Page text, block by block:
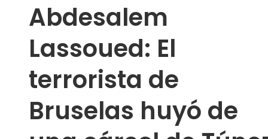
Abdesalem
Lassoued: El
terrorista de
Bruselas huyó de